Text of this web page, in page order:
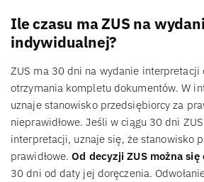
Ile czasu ma ZUS na
indywidualnej?
ZUS ma 30 dni na wydanie interpretacji
otrzymania kompletu dokumentów. W
uznaje stanowisko przedsiębiorcy za
nieprawidłowe. Jeśli w ciągu 30 dni
interpretacji, uznaje się, że stanowisko
prawidłowe. Od decyzji ZUS można się
30 dni od daty jej doręczenia.